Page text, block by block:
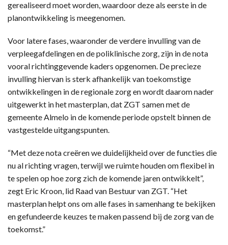
gerealiseerd moet worden, waardoor deze als eerste in de
planontwikkeling is meegenomen.
Voor latere fases, waaronder de verdere invulling van de
verpleegafdelingen en de poliklinische zorg, zijn in de nota
vooral richtinggevende kaders opgenomen. De precieze
invulling hiervan is sterk afhankelijk van toekomstige
ontwikkelingen in de regionale zorg en wordt daarom nader
uitgewerkt in het masterplan, dat ZGT samen met de
gemeente Almelo in de komende periode opstelt binnen de
vastgestelde uitgangspunten.
“Met deze nota creëren we duidelijkheid over de functies die
nu al richting vragen, terwijl we ruimte houden om flexibel in
te spelen op hoe zorg zich de komende jaren ontwikkelt”,
zegt Eric Kroon, lid Raad van Bestuur van ZGT. “Het
masterplan helpt ons om alle fases in samenhang te bekijken
en gefundeerde keuzes te maken passend bij de zorg van de
toekomst.”